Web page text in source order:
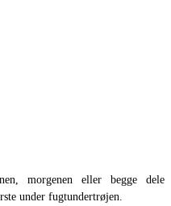
morgenen eller begge dele
under fugtundertrøjen.